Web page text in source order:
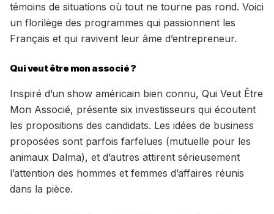
témoins de situations où tout ne tourne pas rond. Voici
un florilège des programmes qui passionnent les
Français et qui ravivent leur âme d’entrepreneur.
Qui veut être mon associé ?
Inspiré d’un show américain bien connu, Qui Veut Être
Mon Associé, présente six investisseurs qui écoutent
les propositions des candidats. Les idées de business
proposées sont parfois farfelues (mutuelle pour les
animaux Dalma), et d’autres attirent sérieusement
l’attention des hommes et femmes d’affaires réunis
dans la pièce.